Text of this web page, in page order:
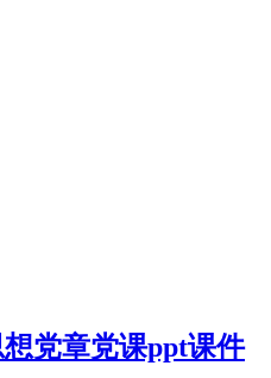
党章党课ppt课件